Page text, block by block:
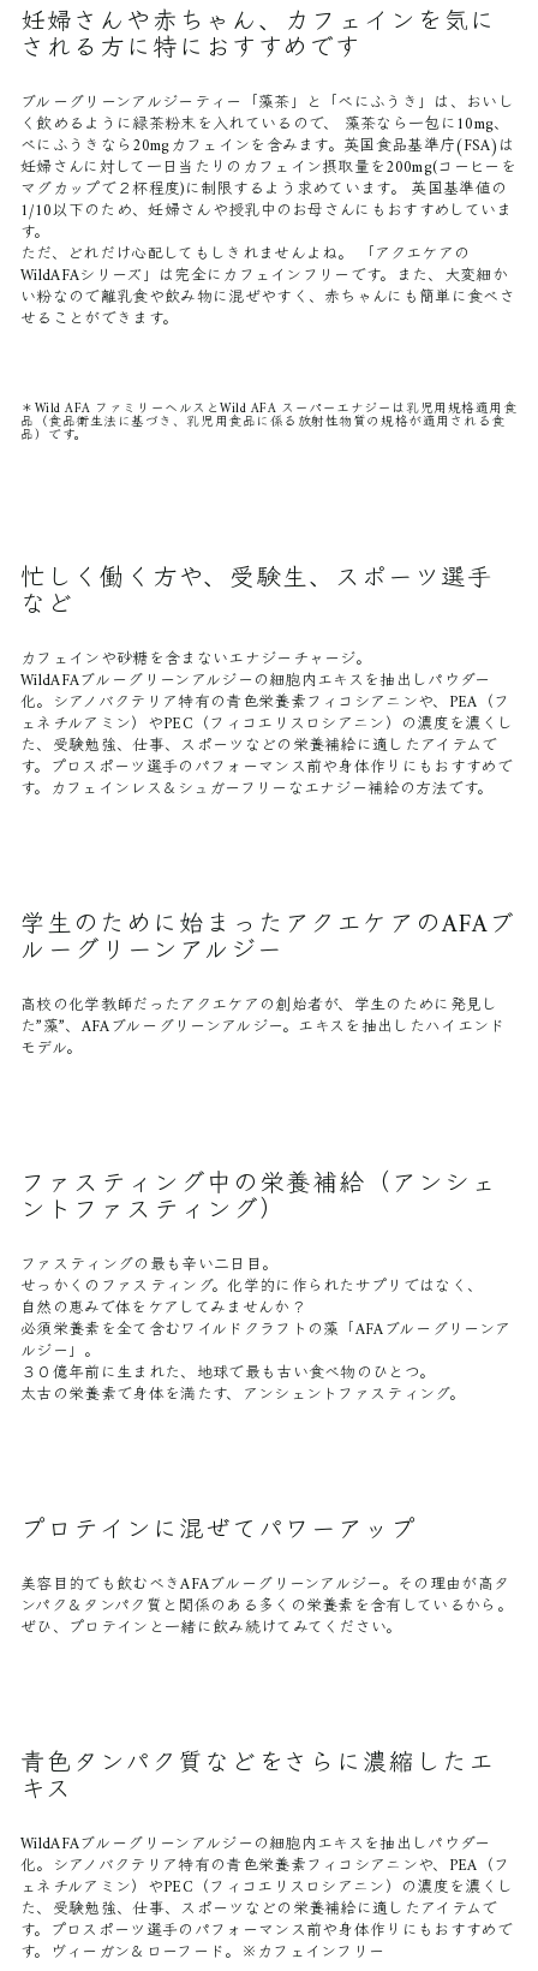
妊婦さんや赤ちゃん、カフェインを気に
される方に特におすすめです
ブルーグリーンアルジーティー「藻茶」と「べにふうき」は、おいし
く飲めるように緑茶粉末を入れているので、 藻茶なら一包に10mg、
べにふうきなら20mgカフェインを含みます。英国食品基準庁(FSA)は
妊婦さんに対して一日当たりのカフェイン摂取量を200mg(コーヒーを
マグカップで２杯程度)に制限するよう求めています。 英国基準値の
1/10以下のため、妊婦さんや授乳中のお母さんにもおすすめしていま
す。
ただ、どれだけ心配してもしきれませんよね。 「アクエケアの
WildAFAシリーズ」は完全にカフェインフリーです。また、大変細か
い粉なので離乳食や飲み物に混ぜやすく、赤ちゃんにも簡単に食べさ
せることができます。
＊Wild AFA ファミリーヘルスとWild AFA スーパーエナジーは乳児用規格適用食
品（食品衛生法に基づき、乳児用食品に係る放射性物質の規格が適用される食
品）です。
忙しく働く方や、受験生、スポーツ選手
など
カフェインや砂糖を含まないエナジーチャージ。
WildAFAブルーグリーンアルジーの細胞内エキスを抽出しパウダー
化。シアノバクテリア特有の青色栄養素フィコシアニンや、PEA（フ
ェネチルアミン）やPEC（フィコエリスロシアニン）の濃度を濃くし
た、受験勉強、仕事、スポーツなどの栄養補給に適したアイテムで
す。プロスポーツ選手のパフォーマンス前や身体作りにもおすすめで
す。カフェインレス＆シュガーフリーなエナジー補給の方法です。
学生のために始まったアクエケアのAFAブ
ルーグリーンアルジー
高校の化学教師だったアクエケアの創始者が、学生のために発見し
た”藻”、AFAブルーグリーンアルジー。エキスを抽出したハイエンド
モデル。
ファスティング中の栄養補給（アンシェ
ントファスティング）
ファスティングの最も辛い二日目。
せっかくのファスティング。化学的に作られたサプリではなく、
自然の恵みで体をケアしてみませんか？
必須栄養素を全て含むワイルドクラフトの藻「AFAブルーグリーンア
ルジー」。
３０億年前に生まれた、地球で最も古い食べ物のひとつ。
太古の栄養素で身体を満たす、アンシェントファスティング。
プロテインに混ぜてパワーアップ
美容目的でも飲むべきAFAブルーグリーンアルジー。その理由が高タ
ンパク＆タンパク質と関係のある多くの栄養素を含有しているから。
ぜひ、プロテインと一緒に飲み続けてみてください。
青色タンパク質などをさらに濃縮したエ
キス
WildAFAブルーグリーンアルジーの細胞内エキスを抽出しパウダー
化。シアノバクテリア特有の青色栄養素フィコシアニンや、PEA（フ
ェネチルアミン）やPEC（フィコエリスロシアニン）の濃度を濃くし
た、受験勉強、仕事、スポーツなどの栄養補給に適したアイテムで
す。プロスポーツ選手のパフォーマンス前や身体作りにもおすすめで
す。ヴィーガン＆ローフード。※カフェインフリー